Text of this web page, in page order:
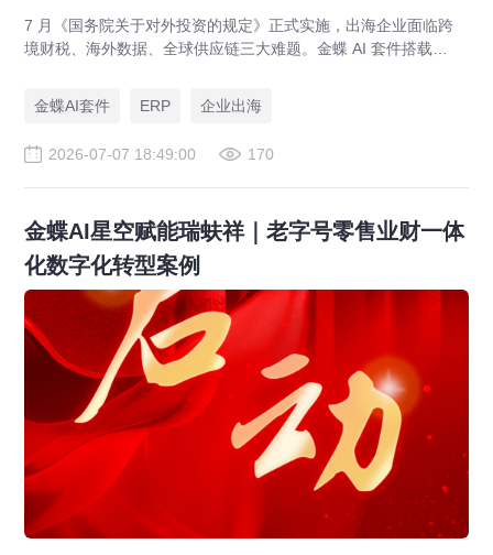
7 月《国务院关于对外投资的规定》正式实施，出海企业面临跨
境财税、海外数据、全球供应链三大难题。金蝶 AI 套件搭载
规、全球 ERP 可视、供应链智能风控，适配东南亚多国本地化经
营。
金蝶AI套件 ERP 企业出海
2026-07-07 18:49:00 170
金蝶AI星空赋能瑞蚨祥｜老字号零售业财一体
化数字化转型案例